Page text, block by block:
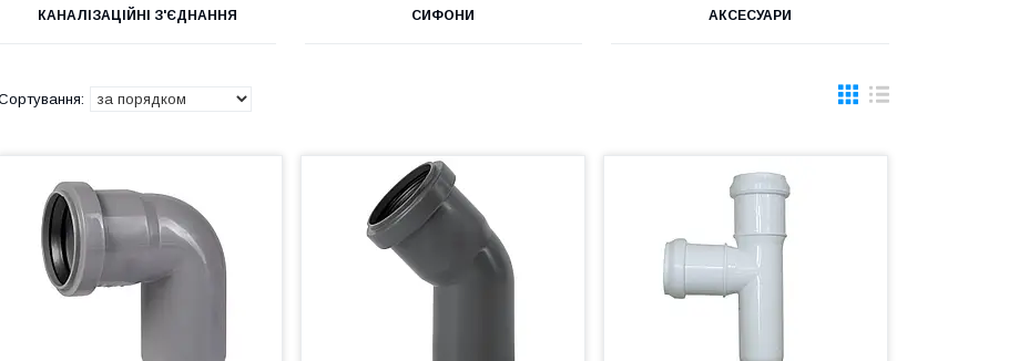
КАНАЛІЗАЦІЙНІ З'ЄДНАННЯ СИФОНИ АКСЕСУАРИ